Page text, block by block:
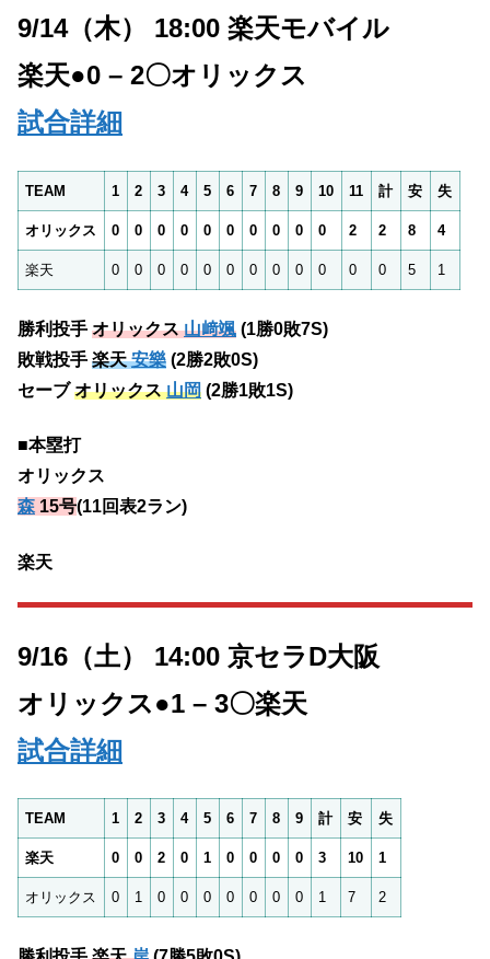
9/14（木） 18:00 楽天モバイル
楽天●0 – 2〇オリックス
試合詳細
TEAM 1 2 3 4 5 6 7 8 9 10 11 計 安 失
オリックス 0 0 0 0 0 0 0 0 0 0 2 2 8 4
楽天 0 0 0 0 0 0 0 0 0 0 0 0 5 1
勝利投手 オリックス山﨑颯 (1勝0敗7S)
敗戦投手 楽天安樂 (2勝2敗0S)
セーブオリックス山岡 (2勝1敗1S)
■本塁打
オリックス
森 15号(11回表2ラン)
楽天
9/16（土） 14:00 京セラD大阪
オリックス●1 – 3〇楽天
試合詳細
TEAM 1 2 3 4 5 6 7 8 9 計 安 失
楽天 0 0 2 0 1 0 0 0 0 3 10 1
オリックス 0 1 0 0 0 0 0 0 0 1 7 2